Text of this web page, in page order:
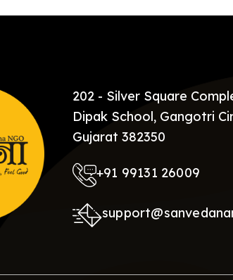
202 - Silver Square
Dipak School, Gangotri
Gujarat 382350
+91 99131 26009